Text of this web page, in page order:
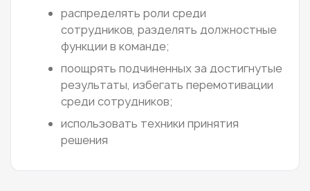
распределять роли среди
сотрудников, разделять должностные
функции в команде;
поощрять подчиненных за достигнутые
результаты, избегать перемотивации
среди сотрудников;
использовать техники принятия
решения